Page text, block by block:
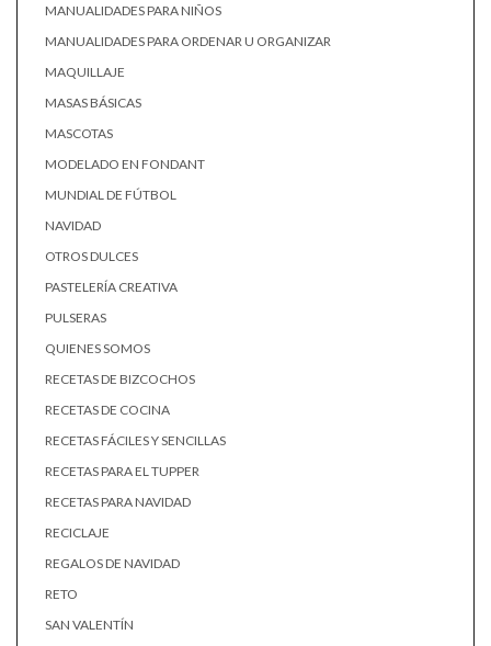
MANUALIDADES PARA NIÑOS
MANUALIDADES PARA ORDENAR U ORGANIZAR
MAQUILLAJE
MASAS BÁSICAS
MASCOTAS
MODELADO EN FONDANT
MUNDIAL DE FÚTBOL
NAVIDAD
OTROS DULCES
PASTELERÍA CREATIVA
PULSERAS
QUIENES SOMOS
RECETAS DE BIZCOCHOS
RECETAS DE COCINA
RECETAS FÁCILES Y SENCILLAS
RECETAS PARA EL TUPPER
RECETAS PARA NAVIDAD
RECICLAJE
REGALOS DE NAVIDAD
RETO
SAN VALENTÍN